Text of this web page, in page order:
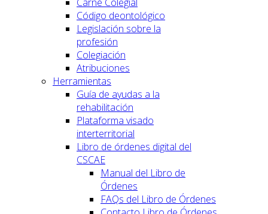
Código deontológico
Legislación sobre la
profesión
Colegiación
Atribuciones
Herramientas
Guía de ayudas a la
rehabilitación
Plataforma visado
interterritorial
Libro de órdenes digital del
CSCAE
Manual del Libro de
Órdenes
FAQs del Libro de Órdenes